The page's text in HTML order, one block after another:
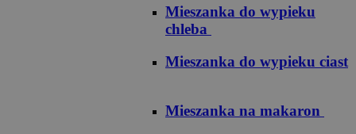
Mieszanka do wypieku
chleba
Mieszanka do wypieku ciast
Mieszanka na makaron